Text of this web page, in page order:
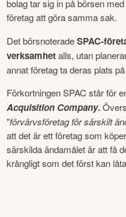
bolag tar sig in på börsen
företag att göra samma sak.
Det börsnoterade SPAC-
verksamhet alls, utan
annat företag ta deras plats
Förkortningen SPAC står för
Acquisition Company.
"förvärvsföretag för särskilt
att det är ett företag som
särskilda ändamålet är att få
krångligt som det först kan